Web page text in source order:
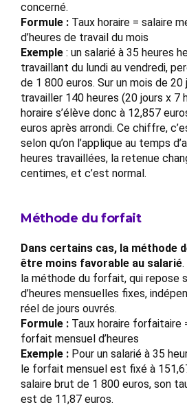
concerné.
Formule : Taux horaire = salaire
d’heures de travail du mois
Exemple : un salarié à 35 heures
travaillant du lundi au vendredi,
de 1 800 euros. Sur un mois de
travailler 140 heures (20 jours x 7
horaire s’élève donc à 12,857
euros après arrondi. Ce chiffre,
selon qu’on l’applique au temps
heures travaillées, la retenue
centimes, et c’est normal.
Méthode du forfait
Dans certains cas, la méthode
être moins favorable au salarié
la méthode du forfait, qui repose
d’heures mensuelles fixes,
réel de jours ouvrés.
Formule : Taux horaire forfaitaire
forfait mensuel d’heures
Exemple : Pour un salarié à 35
le forfait mensuel est fixé à
salaire brut de 1 800 euros, son
est de 11,87 euros.